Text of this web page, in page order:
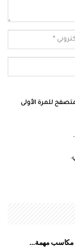
للمرة الأولى
مكاسب مهمة…